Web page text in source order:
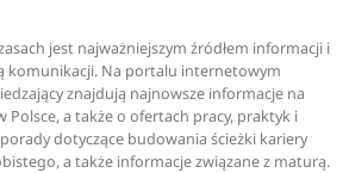
jest najważniejszym źródłem informacji i
komunikacji. Na portalu internetowym
znajdują najnowsze informacje na
Polsce, a także o ofertach pracy, praktyk i
dotyczące budowania ścieżki kariery
a także informacje związane z maturą.